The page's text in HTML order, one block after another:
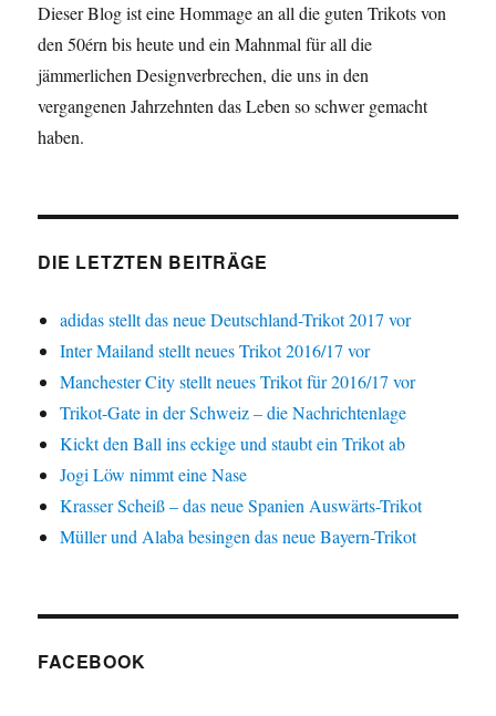
Dieser Blog ist eine Hommage an all die guten Trikots von
den 50érn bis heute und ein Mahnmal für all die
jämmerlichen Designverbrechen, die uns in den
vergangenen Jahrzehnten das Leben so schwer gemacht
haben.
DIE LETZTEN BEITRÄGE
adidas stellt das neue Deutschland-Trikot 2017 vor
Inter Mailand stellt neues Trikot 2016/17 vor
Manchester City stellt neues Trikot für 2016/17 vor
Trikot-Gate in der Schweiz – die Nachrichtenlage
Kickt den Ball ins eckige und staubt ein Trikot ab
Jogi Löw nimmt eine Nase
Krasser Scheiß – das neue Spanien Auswärts-Trikot
Müller und Alaba besingen das neue Bayern-Trikot
FACEBOOK